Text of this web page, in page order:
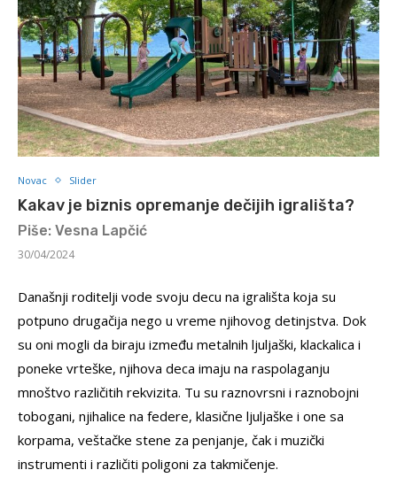
Novac Slider
Kakav je biznis opremanje dečijih igrališta?
Piše: Vesna Lapčić
30/04/2024
Današnji roditelji vode svoju decu na igrališta koja su
potpuno drugačija nego u vreme njihovog detinjstva. Dok
su oni mogli da biraju između metalnih ljuljaški, klackalica i
poneke vrteške, njihova deca imaju na raspolaganju
mnoštvo različitih rekvizita. Tu su raznovrsni i raznobojni
tobogani, njihalice na federe, klasične ljuljaške i one sa
korpama, veštačke stene za penjanje, čak i muzički
instrumenti i različiti poligoni za takmičenje.